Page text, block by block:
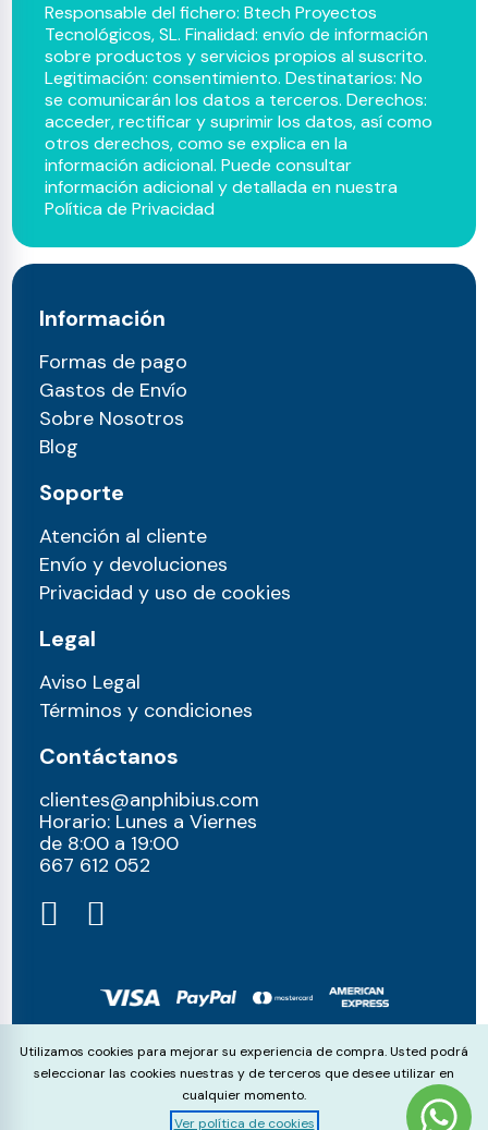
Responsable del fichero: Btech Proyectos
Tecnológicos, SL. Finalidad: envío de información
sobre productos y servicios propios al suscrito.
Legitimación: consentimiento. Destinatarios: No
se comunicarán los datos a terceros. Derechos:
acceder, rectificar y suprimir los datos, así como
otros derechos, como se explica en la
información adicional. Puede consultar
información adicional y detallada en nuestra
Política de Privacidad
Información
Formas de pago
Gastos de Envío
Sobre Nosotros
Blog
Soporte
Atención al cliente
Envío y devoluciones
Privacidad y uso de cookies
Legal
Aviso Legal
Términos y condiciones
Contáctanos
clientes@anphibius.com
Horario: Lunes a Viernes
de 8:00 a 19:00
667 612 052​
© anphibius, 2026
Pago 100% seguros con:
Cookie Consent
Utilizamos cookies para mejorar su experiencia de compra. Usted podrá
seleccionar las cookies nuestras y de terceros que desee utilizar en
cualquier momento.
Ver política de cookies